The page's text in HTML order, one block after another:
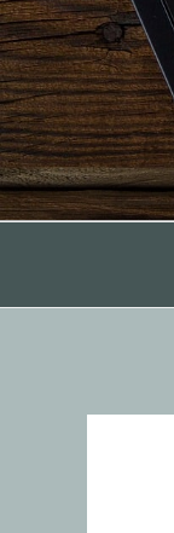
コ
ン
テ
ン
ツ
へ
ス
キ